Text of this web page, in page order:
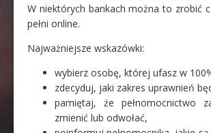
W niektórych bankach można to zrobić
pełni online.
Najważniejsze wskazówki:
wybierz osobę, której ufasz w
zdecyduj, jaki zakres uprawnień
pamiętaj, że pełnomocnictwo
zmienić lub odwołać,